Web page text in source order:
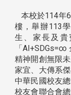
本校於114年
樓，舉辦113
生、家長及貴
「
精神開創無限
家宜、大傳系
中華民國校友
校友會聯合會